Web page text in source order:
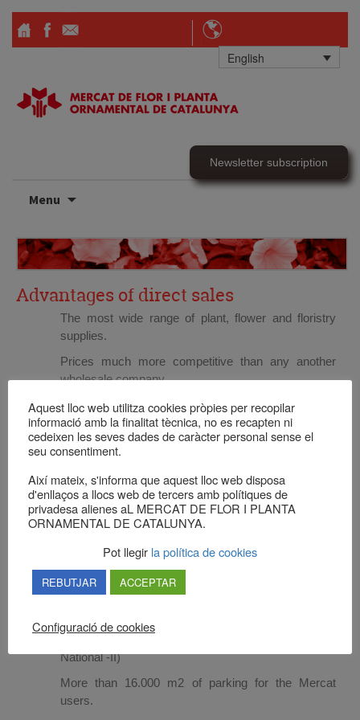
English
Newsletter subscription
Menu
Advantages of direct sales
The most wide range of plant, flower and floristry
supplies.
Prices much more competitive than any another
wholesale company.
The best offer of flowers and ornamental horticulture
of Europa’s south.
Flowers and plants in origin, putting to the sale
Maximum quality and freshness of the products.
Center of the principal cluster of flower growing and
Center of companies of Complementary Services
and Equipments: Transport, School of Floral
Art, Consultants, Computering, etc.
Easy and unsurpassable communication: Highway
National -II)
More than 16.000 m2 of parking for the Mercat
users.
Aquest lloc web utilitza cookies pròpies per recopilar
informació amb la finalitat tècnica, no es recapten ni
cedeixen les seves dades de caràcter personal sense el
seu consentiment.
Així mateix, s'informa que aquest lloc web disposa
d'enllaços a llocs web de tercers amb polítiques de
privadesa alienes aL MERCAT DE FLOR I PLANTA
ORNAMENTAL DE CATALUNYA.
Pot llegir la política de cookies
REBUTJAR ACCEPTAR
Configuració de cookies